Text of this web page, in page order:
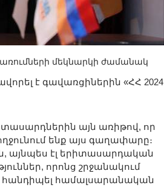
մեկնարկի ժամանակ
է գավառցիներին «ՀՀ 2024
այն առիթով, որ
ենք այս գաղափարը։
այնպես էլ երիտասարդական
որոնց շրջանակում
հանդիպել համալսարանական